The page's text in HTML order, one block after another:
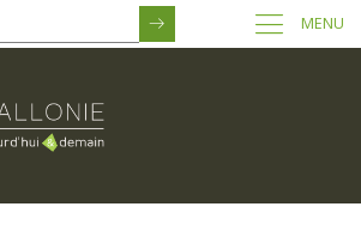
MENU